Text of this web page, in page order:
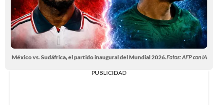
México vs. Sudáfrica, el partido inaugural del Mundial 2026.Fotos: AFP con IA
PUBLICIDAD